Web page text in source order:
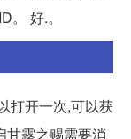
好.。
打开一次,可以获
甘露之赐需要消